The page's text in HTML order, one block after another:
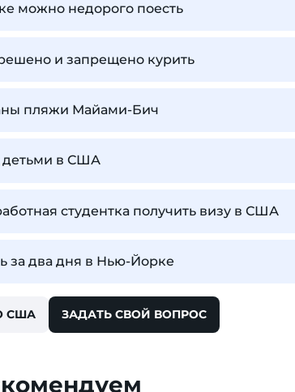
можно недорого поесть
и запрещено курить
пляжи Майами-Бич
детьми в США
студентка получить визу в США
за два дня в Нью-Йорке
США ЗАДАТЬ СВОЙ ВОПРОС